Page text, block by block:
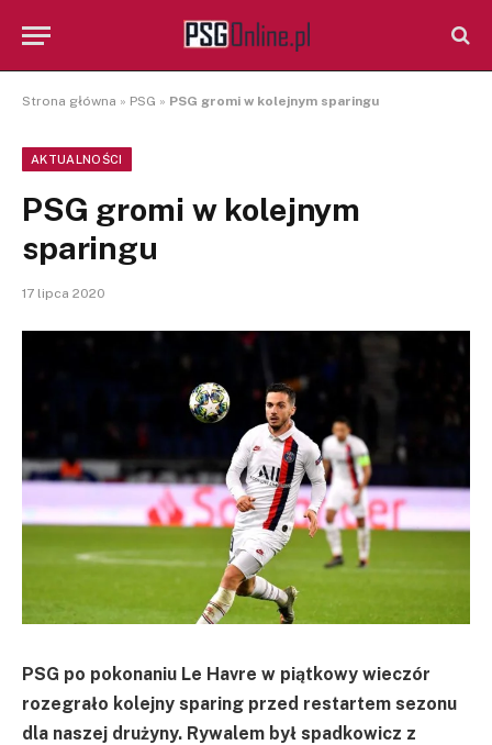
Strona główna » PSG » PSG gromi w kolejnym sparingu
AKTUALNOŚCI
PSG gromi w kolejnym
sparingu
17 lipca 2020
PSG po pokonaniu Le Havre w piątkowy wieczór
rozegrało kolejny sparing przed restartem sezonu
dla naszej drużyny. Rywalem był spadkowicz z